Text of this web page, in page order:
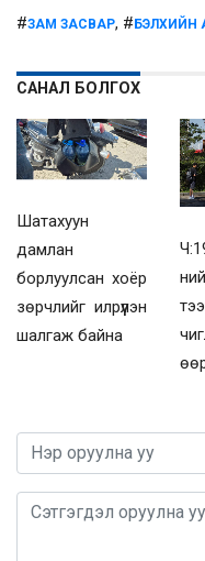
#ЗАМ ЗАСВАР, # БЭЛХИЙН
САНАЛ БОЛГОХ
Шатахуун
дамлан
борлуулсан хоёр
зөрчлийг илрүүлэн
шалгаж байна